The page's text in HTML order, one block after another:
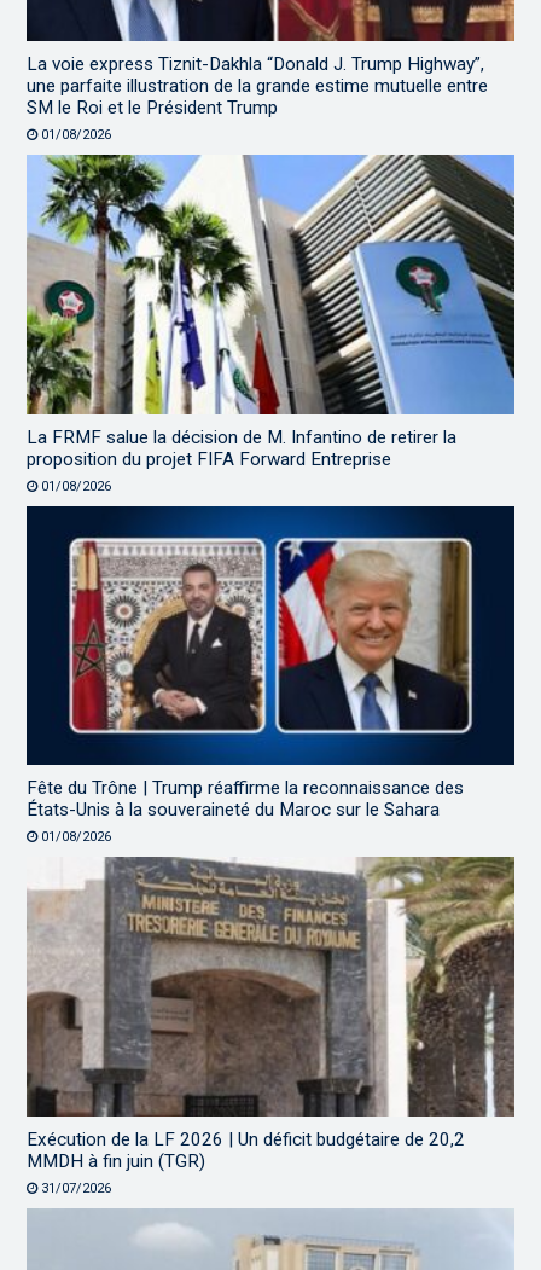
La voie express Tiznit-Dakhla “Donald J. Trump Highway”,
une parfaite illustration de la grande estime mutuelle entre
SM le Roi et le Président Trump
01/08/2026
La FRMF salue la décision de M. Infantino de retirer la
proposition du projet FIFA Forward Entreprise
01/08/2026
Fête du Trône | Trump réaffirme la reconnaissance des
États-Unis à la souveraineté du Maroc sur le Sahara
01/08/2026
Exécution de la LF 2026 | Un déficit budgétaire de 20,2
MMDH à fin juin (TGR)
31/07/2026